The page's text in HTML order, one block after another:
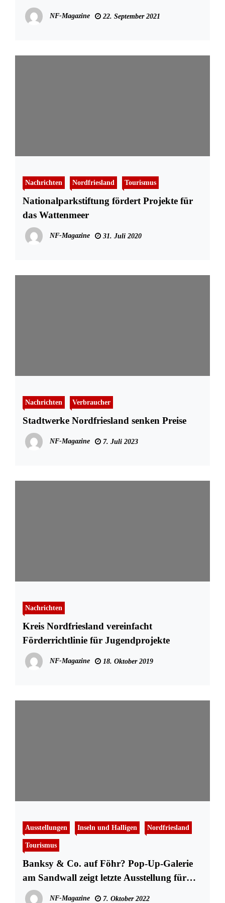
NF-Magazine 22. September 2021
Nachrichten Nordfriesland Tourismus
Nationalparkstiftung fördert Projekte für
das Wattenmeer
NF-Magazine 31. Juli 2020
Nachrichten Verbraucher
Stadtwerke Nordfriesland senken Preise
NF-Magazine 7. Juli 2023
Nachrichten
Kreis Nordfriesland vereinfacht
Förderrichtlinie für Jugendprojekte
NF-Magazine 18. Oktober 2019
Ausstellungen Inseln und Halligen Nordfriesland
Tourismus
Banksy & Co. auf Föhr? Pop-Up-Galerie
am Sandwall zeigt letzte Ausstellung für
2022
NF-Magazine 7. Oktober 2022